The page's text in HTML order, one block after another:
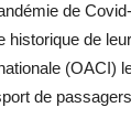
de
historique de
(OACI)
de